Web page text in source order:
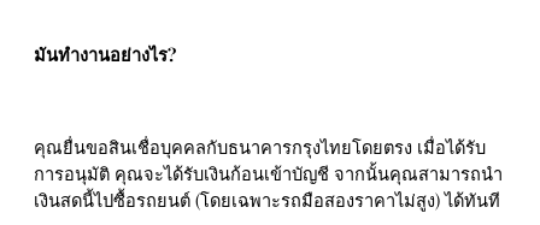
มันทำงานอย่างไร?
คุณยื่นขอสินเชื่อบุคคลกับธนาคารกรุงไทยโดยตรง เมื่อได้รับ
การอนุมัติ คุณจะได้รับเงินก้อนเข้าบัญชี จากนั้นคุณสามารถนำ
เงินสดนี้ไปซื้อรถยนต์ (โดยเฉพาะรถมือสองราคาไม่สูง) ได้ทันที